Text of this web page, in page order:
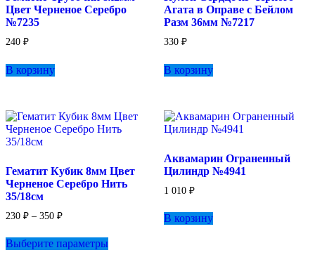
Цвет Черненое Серебро
№7235
240 ₽
В корзину
Агата в Оправе с Бейлом
Разм 36мм №7217
330 ₽
В корзину
Гематит Кубик 8мм Цвет
Черненое Серебро Нить
35/18см
230 ₽ – 350 ₽Диапазон
230 ₽
–
Выберите параметры
Аквамарин Ограненный
Цилиндр №4941
1 010 ₽
В корзину